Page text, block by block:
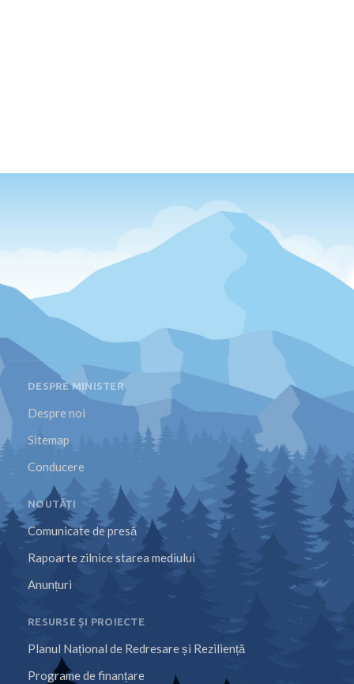
DESPRE MINISTER
Despre noi
Sitemap
Conducere
NOUTĂȚI
Comunicate de presă
Rapoarte zilnice starea mediului
Anunțuri
RESURSE ȘI PROIECTE
Planul Național de Redresare și Reziliență
Programe de finanțare